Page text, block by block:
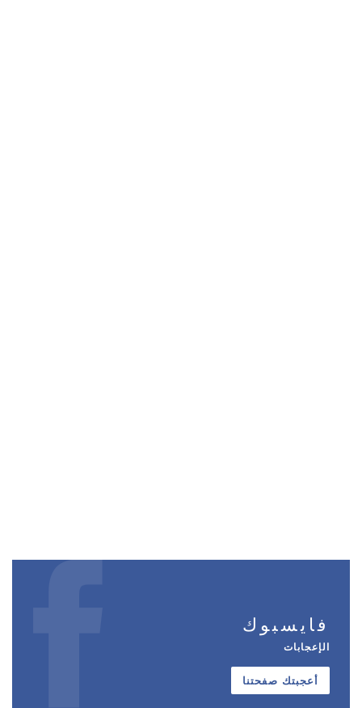
فايسبوك
الإعجابات
أعجبتك صفحتنا